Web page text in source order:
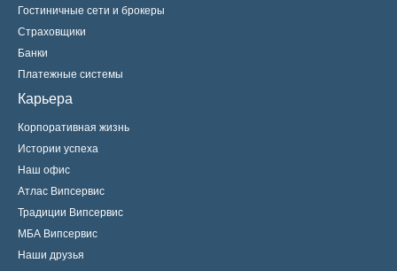
Гостиничные сети и брокеры
Страховщики
Банки
Платежные системы
Карьера
Корпоративная жизнь
Истории успеха
Наш офис
Атлас Випсервис
Традиции Випсервис
МБА Випсервис
Наши друзья